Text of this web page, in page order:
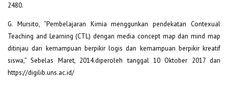
2480.
G. Mursito, “Pembelajaran Kimia menggunkan pendekatan Contexual
Teaching and Learning (CTL) dengan media concept map dan mind map
ditinjau dari kemampuan berpikir logis dan kemampuan berpikir kreatif
siswa,” Sebelas Maret, 2014.diperoleh tanggal 10 Oktober 2017 dari
https://digilib.uns.ac.id/